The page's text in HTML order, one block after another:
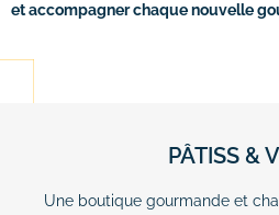
et accompagner chaque nouvelle
PÂTISS &
Une boutique gourmande et